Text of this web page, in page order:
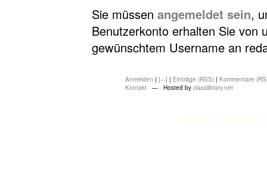
Sie müssen angemeldet sein,
Benutzerkonto erhalten Sie von
gewünschtem Username an
Anmelden | [---] | Einträge (RSS) | Kommentare
Kontakt — Hosted by classlibrary.net
atasehir escort atasehir